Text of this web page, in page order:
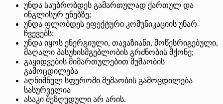
უნდა საუბრობდეს გამართულად ქართულ და
ინგლისურ ენებზე;
უნდა ფლობდეს ეფექტური კომუნიკაციის უნარ-
ჩვევებს;
უნდა იყოს ენერგიული, თავაზიანი, მოწესრიგებული,
მაღალი პასუხისმგებლობის გრძნობის მქონე;
გაყიდვების მიმართულებით მუშაობის
გამოცდილება
აღნიშნულ სფეროში მუშაობის გამოცდილება
სასურველია
ასაკი შეზღუდული არ არის.